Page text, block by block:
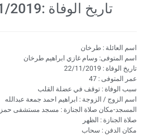
تاريخ الوفاة :22/11/2019
اسم العائلة : طرخان
اسم المتوفى: وسام غازي ابراهيم طرخان
تاريخ الوفاة : 22/11/2019
عمر المتوفى : 47
سبب الوفاة : توقف في عضلة القلب
اسم الزوج / الزوجة : ابراهيم احمد جمعة عبدالله
المسجد-مكان صلاة الجنازة : مسجد مستشفى
صلاة الجنازة : الظهر
مكان الدفن : سحاب